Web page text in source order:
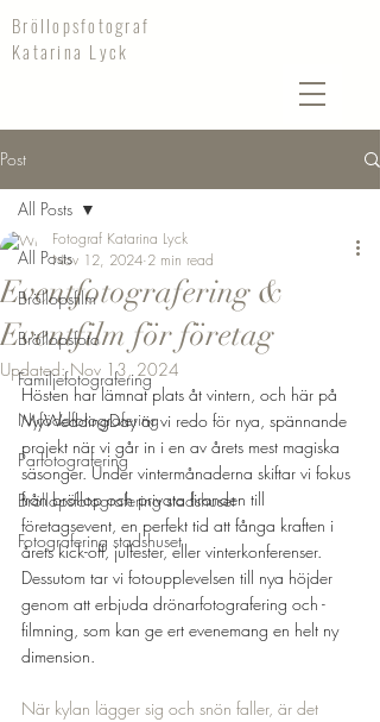
Bröllopsfotograf
Katarina Lyck
Post
All Posts
Bröllopsfilm
Bröllopsfoto
Familjefotografering
Nyföddfotografering
Parfotografering
Bröllopsfotografering stadshuset
Fotografering stadshuset
All Posts
Eventfotografering &
Eventfilm för företag
Fotograf Katarina Lyck
Nov 12, 2024 2 min read
Updated:Nov 13, 2024
Hösten har lämnat plats åt vintern, och här på
MyWeddingDay är vi redo för nya, spännande
projekt när vi går in i en av årets mest magiska
säsonger. Under vintermånaderna skiftar vi fokus
från bröllop och privata firanden till
företagsevent, en perfekt tid att fånga kraften i
årets kick-off, julfester, eller vinterkonferenser.
Dessutom tar vi fotoupplevelsen till nya höjder
genom att erbjuda drönarfotografering och -
filmning, som kan ge ert evenemang en helt ny
dimension.
När kylan lägger sig och snön faller, är det